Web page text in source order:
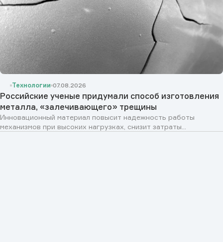
Технологии 07.08.2026
Российские ученые придумали способ изготовления
металла, «залечивающего» трещины
Инновационный материал повысит надежность работы
механизмов при высоких нагрузках, снизит затраты...